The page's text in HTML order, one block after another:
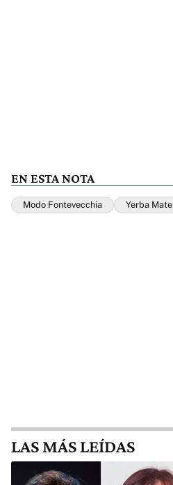
EN ESTA NOTA
Modo Fontevecchia Yerba Mate
LAS MÁS LEÍDAS